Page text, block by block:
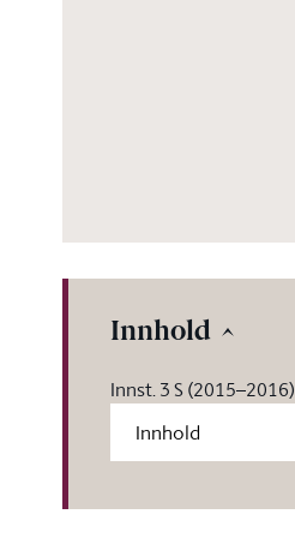
Innhold
Innst. 3 S (2015–2016)